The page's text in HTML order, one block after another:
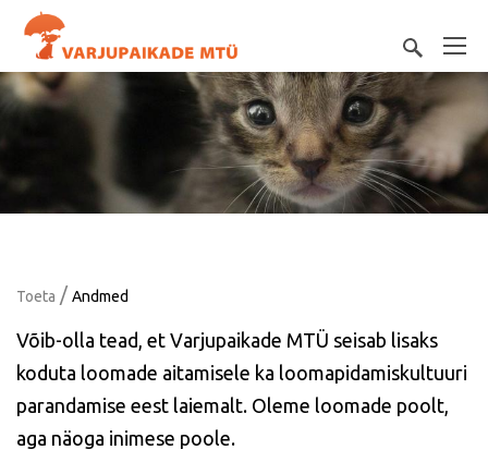
Toeta / Andmed
Võib-olla tead, et Varjupaikade MTÜ seisab lisaks
koduta loomade aitamisele ka loomapidamiskultuuri
parandamise eest laiemalt. Oleme loomade poolt,
aga näoga inimese poole.